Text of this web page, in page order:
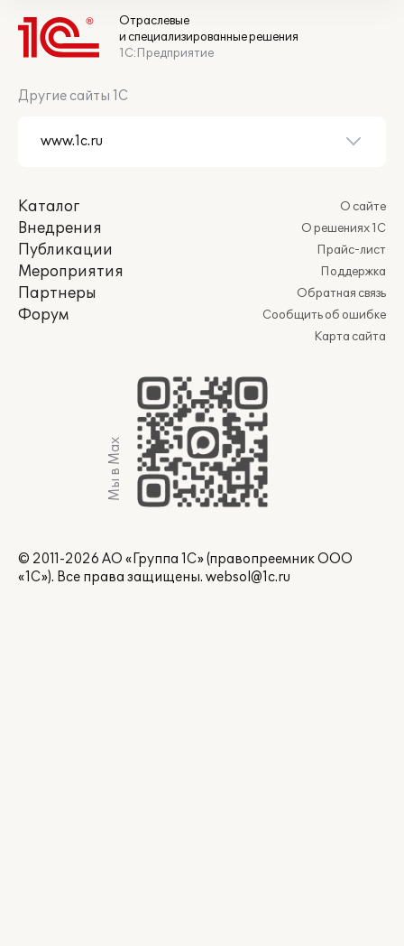
Отраслевые
и специализированные решения
1С:Предприятие
Другие сайты 1С
Каталог
Внедрения
Публикации
Мероприятия
Партнеры
Форум
О сайте
О решениях 1С
Прайс-лист
Поддержка
Обратная связь
Сообщить об ошибке
Карта сайта
Мы в Max
© 2011-2026 АО «Группа 1С» (правопреемник ООО
«1С»). Все права защищены. websol@1c.ru